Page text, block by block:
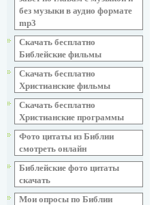
без музыки в аудио формате
mp3
Скачать бесплатно
Библейские фильмы
Скачать бесплатно
Христианские фильмы
Скачать бесплатно
Христианские программы
Фото цитаты из Библии
смотреть онлайн
Библейские фото цитаты
скачать
Мои опросы по Библии